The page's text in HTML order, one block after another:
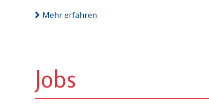
Mehr erfahren
Jobs